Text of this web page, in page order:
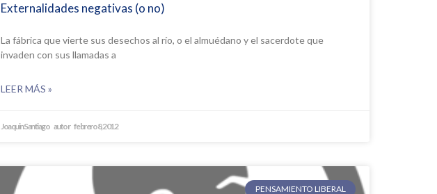
Externalidades negativas (o no)
La fábrica que vierte sus desechos al río, o el almuédano y el sacerdote que
invaden con sus llamadas a
LEER MÁS »
Joaquin Santiago febrero 8, 2012
PENSAMIENTO LIBERAL